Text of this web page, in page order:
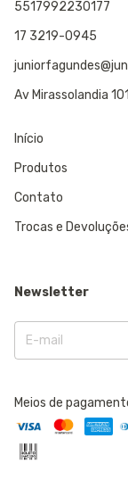
5517992230177
17 3219-0945
Av Mirassolandia
Início
Produtos
Contato
Trocas e
Newsletter
Meios de